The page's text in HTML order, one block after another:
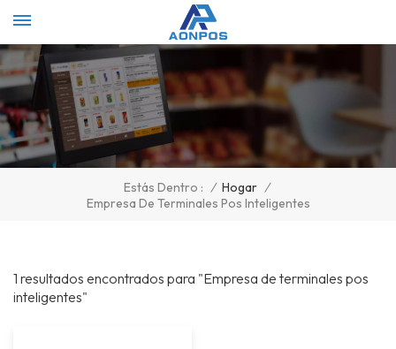
Estás Dentro : / Hogar /
Empresa De Terminales Pos Inteligentes
1 resultados encontrados para "Empresa de terminales pos
inteligentes"